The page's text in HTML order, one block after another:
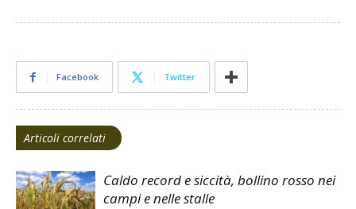
Facebook Twitter
Articoli correlati
Caldo record e siccità, bollino rosso nei
campi e nelle stalle